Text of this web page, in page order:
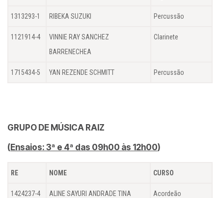
1313293-1 RIBEKA SUZUKI Percussão
1121914-4
VINNIE RAY SANCHEZ
BARRENECHEA
Clarinete
1715434-5 YAN REZENDE SCHMITT Percussão
GRUPO DE MÚSICA RAIZ
( Ensaios: 3ª e 4ª das 09h00 às 12h00)
RE NOME CURSO
1424237-4 ALINE SAYURI ANDRADE TINA Acordeão